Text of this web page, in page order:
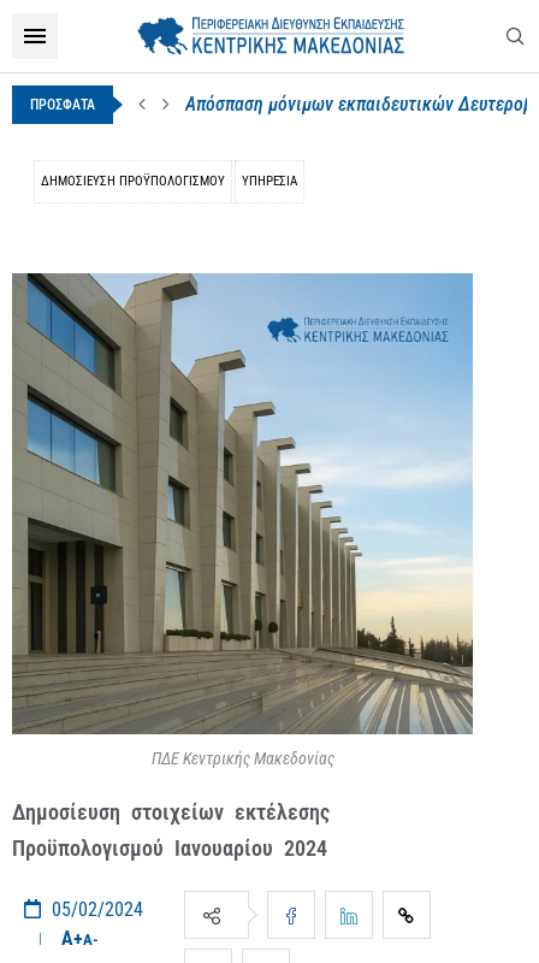
ΠΡΟΣΦΑΤΑ Απόσπαση μόνιμων εκπαιδευτικών
ΔΗΜΟΣΊΕΥΣΗ ΠΡΟΫΠΟΛΟΓΙΣΜΟΎ ΥΠΗΡΕΣΙΑ
ΠΔΕ Κεντρικής Μακεδονίας
Δημοσίευση στοιχείων εκτέλεσης
Προϋπολογισμού Ιανουαρίου 2024
05/02/2024
A+A-